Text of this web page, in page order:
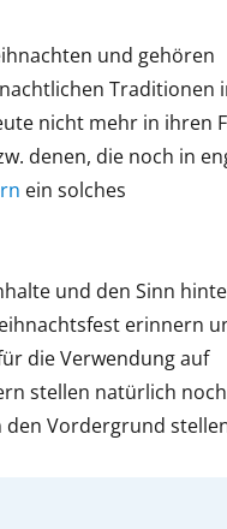
und gehören
Traditionen
nicht mehr in ihren
denen, die noch in
ein solches
und den Sinn
erinnern
die Verwendung auf
stellen natürlich
den Vordergrund